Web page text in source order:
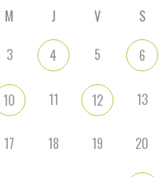
M J V S
3 4 5 6
10 11 12 13
17 18 19 20